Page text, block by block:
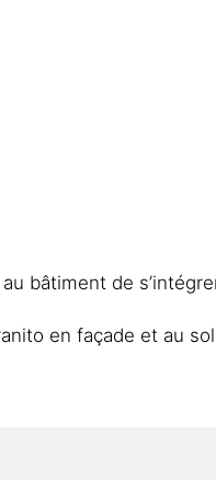
bâtiment de
en façade et au